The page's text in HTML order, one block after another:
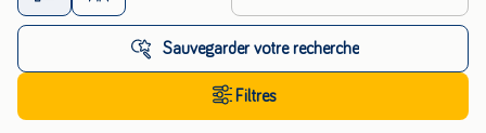
Sauvegarder votre recherche
Filtres